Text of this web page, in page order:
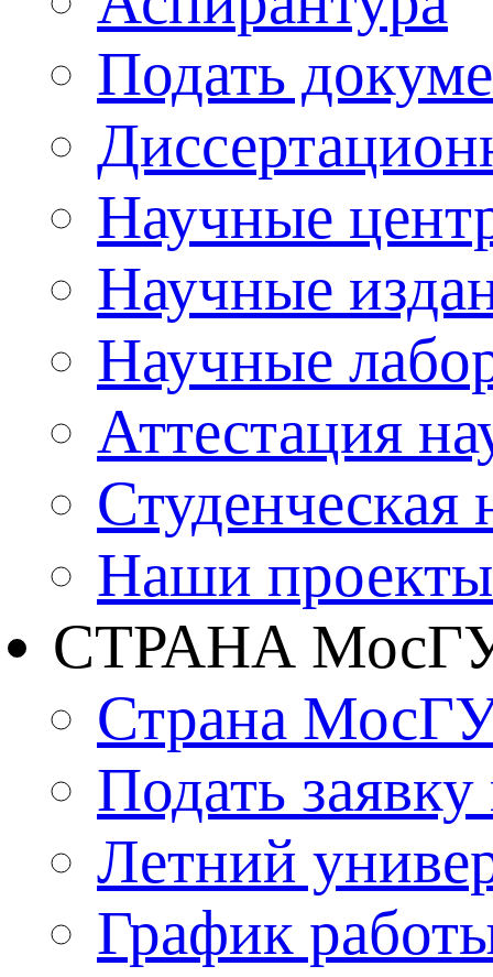
Подать
Научные
Научные
Научные
Аттестация
Студенческая
Наши проекты
СТРАНА
Страна
Подать
Летний
График